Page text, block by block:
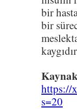
bir
bir
https://
s=20